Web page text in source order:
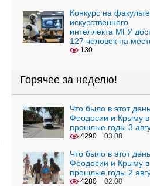
Конкурс на
искусственного
интеллекта МГУ
127 человек на
130
Горячее за неделю!
Что было в этот
Феодосии и Крыму в
прошлые годы 3
4290 03.08
Что было в этот
Феодосии и Крыму в
прошлые годы 2
4280 02.08